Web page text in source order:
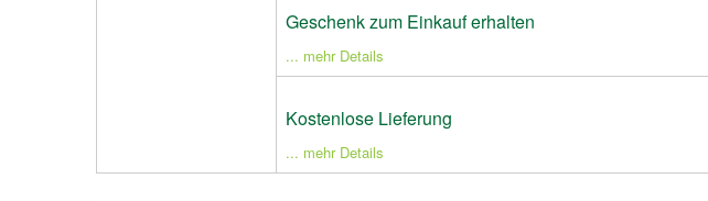
Geschenk zum Einkauf erhalten
... mehr Details
Kostenlose Lieferung
... mehr Details